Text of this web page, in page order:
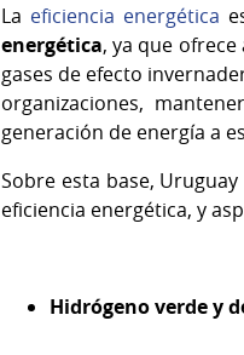
La eficiencia energética
energética, ya que
gases de efecto
organizaciones,
generación de energía a
Sobre esta base,
eficiencia energética, y
Hidrógeno verde y